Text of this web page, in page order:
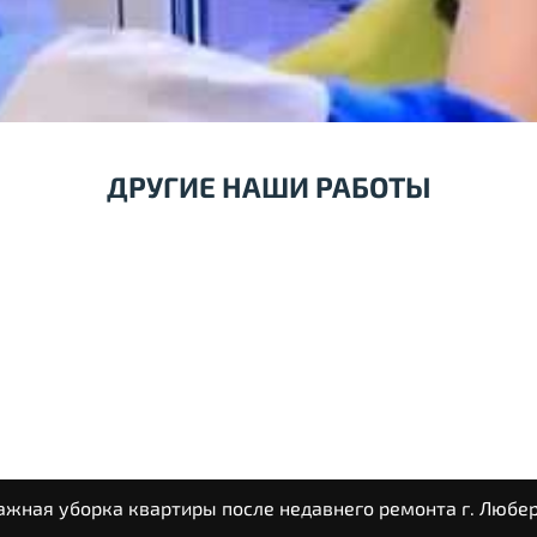
ДРУГИЕ НАШИ РАБОТЫ
уборка квартиры после недавнего ремонта г.